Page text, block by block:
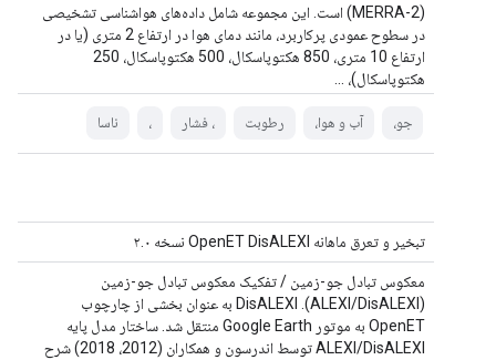
(MERRA-2) است. این مجموعه شامل داده‌های هواشناسی تشخیصی
در سطوح عمودی پرکاربرد، مانند دمای هوا در ارتفاع 2 متری (یا در
ارتفاع 10 متری، 850 هکتوپاسکال، 500 هکتوپاسکال، 250
هکتوپاسکال)، ...
جو، آب و هوا، رطوبت ، فشار ، ناسا
تبخیر و تعرق ماهانه OpenET DisALEXI نسخه ۲.۰
معکوس تبادل جو-زمین / تفکیک معکوس تبادل جو-زمین
(ALEXI/DisALEXI). DisALEXI به عنوان بخشی از چارچوب
OpenET به موتور Google Earth منتقل شد. ساختار مدل پایه
ALEXI/DisALEXI توسط اندرسون و همکاران (2012، 2018) شرح